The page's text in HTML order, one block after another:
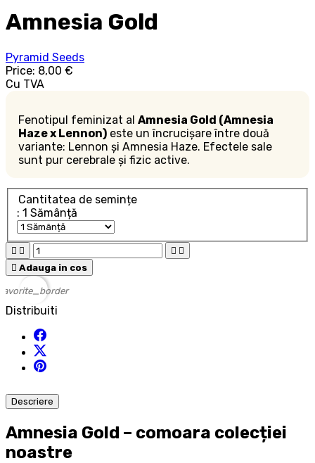
Amnesia Gold
Pyramid Seeds
Price: 8,00 €
Cu TVA
Fenotipul feminizat al Amnesia Gold (Amnesia
Haze x Lennon) este un încrucișare între două
variante: Lennon și Amnesia Haze. Efectele sale
sunt pur cerebrale și fizic active.
Cantitatea de semințe
: 1 Sămânță
   
 Adauga in cos
favorite_border
Distribuiti
Descriere
Amnesia Gold – comoara colecției
noastre